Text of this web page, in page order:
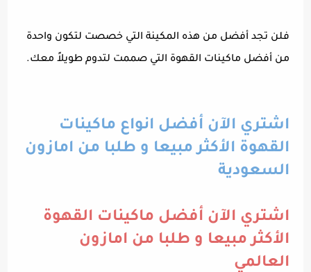
فلن تجد أفضل من هذه المكينة التي خصصت لتكون واحدة
من أفضل ماكينات القهوة التي صممت لتدوم طويلاً معك.
اشتري الآن أفضل انواع ماكينات
القهوة الأكثر مبيعا و طلبا من امازون
السعودية
اشتري الآن أفضل ماكينات القهوة
الأكثر مبيعا و طلبا من امازون
العالمي